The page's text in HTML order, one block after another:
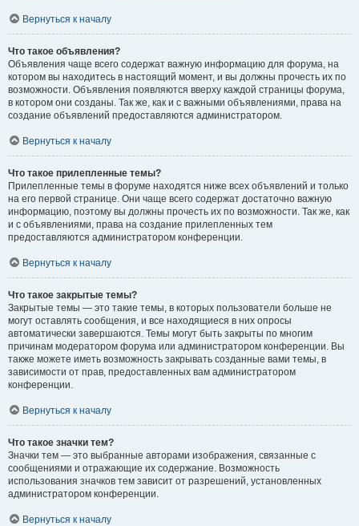
Вернуться к началу
Что такое объявления?
Объявления чаще всего содержат важную информацию для форума, на
котором вы находитесь в настоящий момент, и вы должны прочесть их по
возможности. Объявления появляются вверху каждой страницы форума,
в котором они созданы. Так же, как и с важными объявлениями, права на
создание объявлений предоставляются администратором.
Вернуться к началу
Что такое прилепленные темы?
Прилепленные темы в форуме находятся ниже всех объявлений и только
на его первой странице. Они чаще всего содержат достаточно важную
информацию, поэтому вы должны прочесть их по возможности. Так же, как
и с объявлениями, права на создание прилепленных тем
предоставляются администратором конференции.
Вернуться к началу
Что такое закрытые темы?
Закрытые темы — это такие темы, в которых пользователи больше не
могут оставлять сообщения, и все находящиеся в них опросы
автоматически завершаются. Темы могут быть закрыты по многим
причинам модератором форума или администратором конференции. Вы
также можете иметь возможность закрывать созданные вами темы, в
зависимости от прав, предоставленных вам администратором
конференции.
Вернуться к началу
Что такое значки тем?
Значки тем — это выбранные авторами изображения, связанные с
сообщениями и отражающие их содержание. Возможность
использования значков тем зависит от разрешений, установленных
администратором конференции.
Вернуться к началу